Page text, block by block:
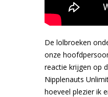
De lolbroeken
onze
reactie krijgen op
Nipplenauts
hoeveel plezier ik